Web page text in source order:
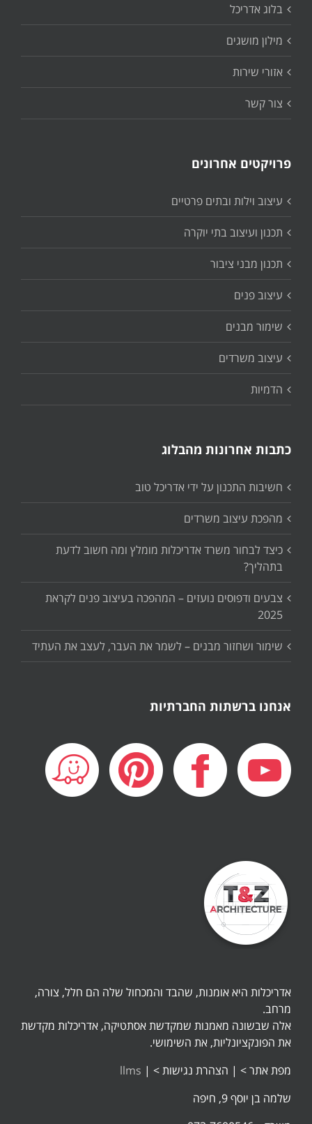
בלוג אדריכל
מילון מושגים
אזורי שירות
צור קשר
פרויקטים אחרונים
עיצוב וילות ובתים פרטיים
תכנון ועיצוב בתי יוקרה
תכנון מבני ציבור
עיצוב פנים
שימור מבנים
עיצוב משרדים
הדמיות
כתבות אחרונות מהבלוג
חשיבות התכנון על ידי אדריכל טוב
מהפכת עיצוב משרדים
כיצד לבחור משרד אדריכלות מומלץ ומה חשוב לדעת
בתהליך?
צבעים ודפוסים נועזים – המהפכה בעיצוב פנים לקראת
2025
שימור ושחזור מבנים – לשמר את העבר, לעצב את העתיד
אנחנו ברשתות החברתיות
אדריכלות היא אומנות, שהבד והמכחול שלה הם חלל, צורה,
מרחב.
אלה שבשונה מאמנות שמקדשת אסתטיקה, אדריכלות מקדשת
את הפונקציונליות, את השימושי.
מפת אתר > | הצהרת נגישות > |
llms
שלמה בן יוסף 9, חיפה